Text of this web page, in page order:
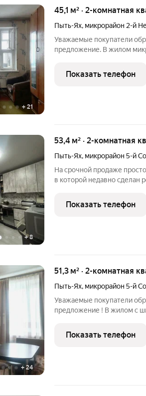
+21
45,1 м² · 2-комнатная
Пыть-Ях, микрорайон 2-й
Уважаемые покупатели
предложение. В жилом
Квартире требуется
больше плюс чем минус,
Показать телефон
+8
53,4 м² · 2-комнатная
Пыть-Ях, микрорайон 5-й
На срочной продаже
в которой недавно сделан
комфорт, идеально
времяпровождения.
Показать телефон
+ 24
51,3 м² · 2-комнатная
Пыть-Ях, микрорайон 5-й
Уважаемые покупатели
предложение ! В жилом с
магазинов и аптек, места
спортом, остановки
Показать телефон